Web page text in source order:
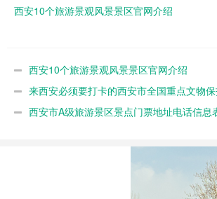
西安10个旅游景观风景景区官网介绍
西安10个旅游景观风景景区官网介绍
来西安必须要打卡的西安市全国重点文物保
西安市A级旅游景区景点门票地址电话信息